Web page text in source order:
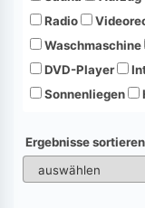
Radio
Waschmaschine
DVD-Player
Sonnenliegen
Ergebnisse